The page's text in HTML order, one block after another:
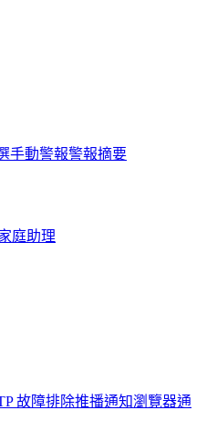
手動警報警報摘要
庭助理
故障排除推播通知瀏覽器通